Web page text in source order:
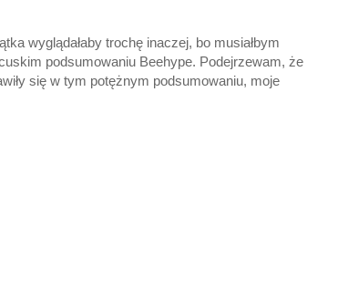
wyglądałaby trochę inaczej, bo musiałbym
podsumowaniu Beehype. Podejrzewam, że
się w tym potężnym podsumowaniu, moje